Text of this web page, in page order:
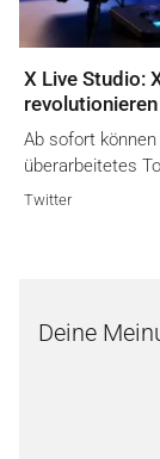
X Live Studio:
revolutionieren
Ab sofort
überarbeitetes
Twitter
Deine